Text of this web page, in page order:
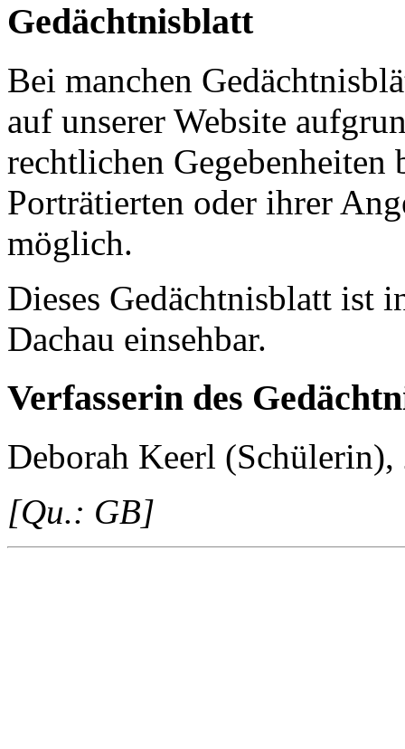
Gedächtnisblatt
Bei manchen
auf unserer Website
rechtlichen Gegebenheiten
Porträtierten oder ihrer
möglich.
Dieses Gedächtnisblatt ist
Dachau einsehbar.
Verfasserin des
Deborah Keerl (Schülerin),
[Qu.: GB]